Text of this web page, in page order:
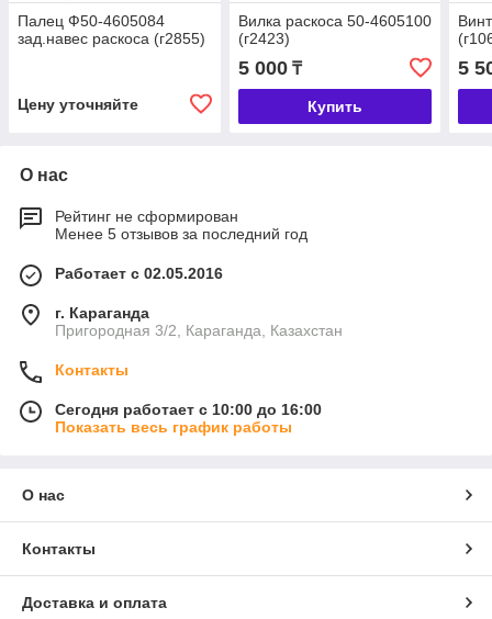
Палец Ф50-4605084
зад.навес раскоса (г2855)
Цену уточняйте
Вилка раскоса 50-4605100
(г2423)
5 000₸
Купить
5
О нас
Рейтинг не сформирован
Менее 5 отзывов за последний год
Работает с 02.05.2016
г. Караганда
Пригородная 3/2, Караганда, Казахстан
Контакты
Сегодня работает с 10:00 до 16:00
Показать весь график работы
О нас
Контакты
Доставка и оплата